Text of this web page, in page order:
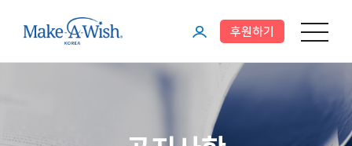
메뉴 열기
이
이
후원하기